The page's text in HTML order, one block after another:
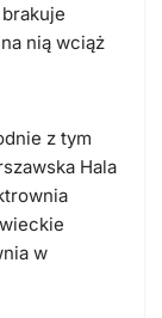
nią wciąż
z tym
Hala
w